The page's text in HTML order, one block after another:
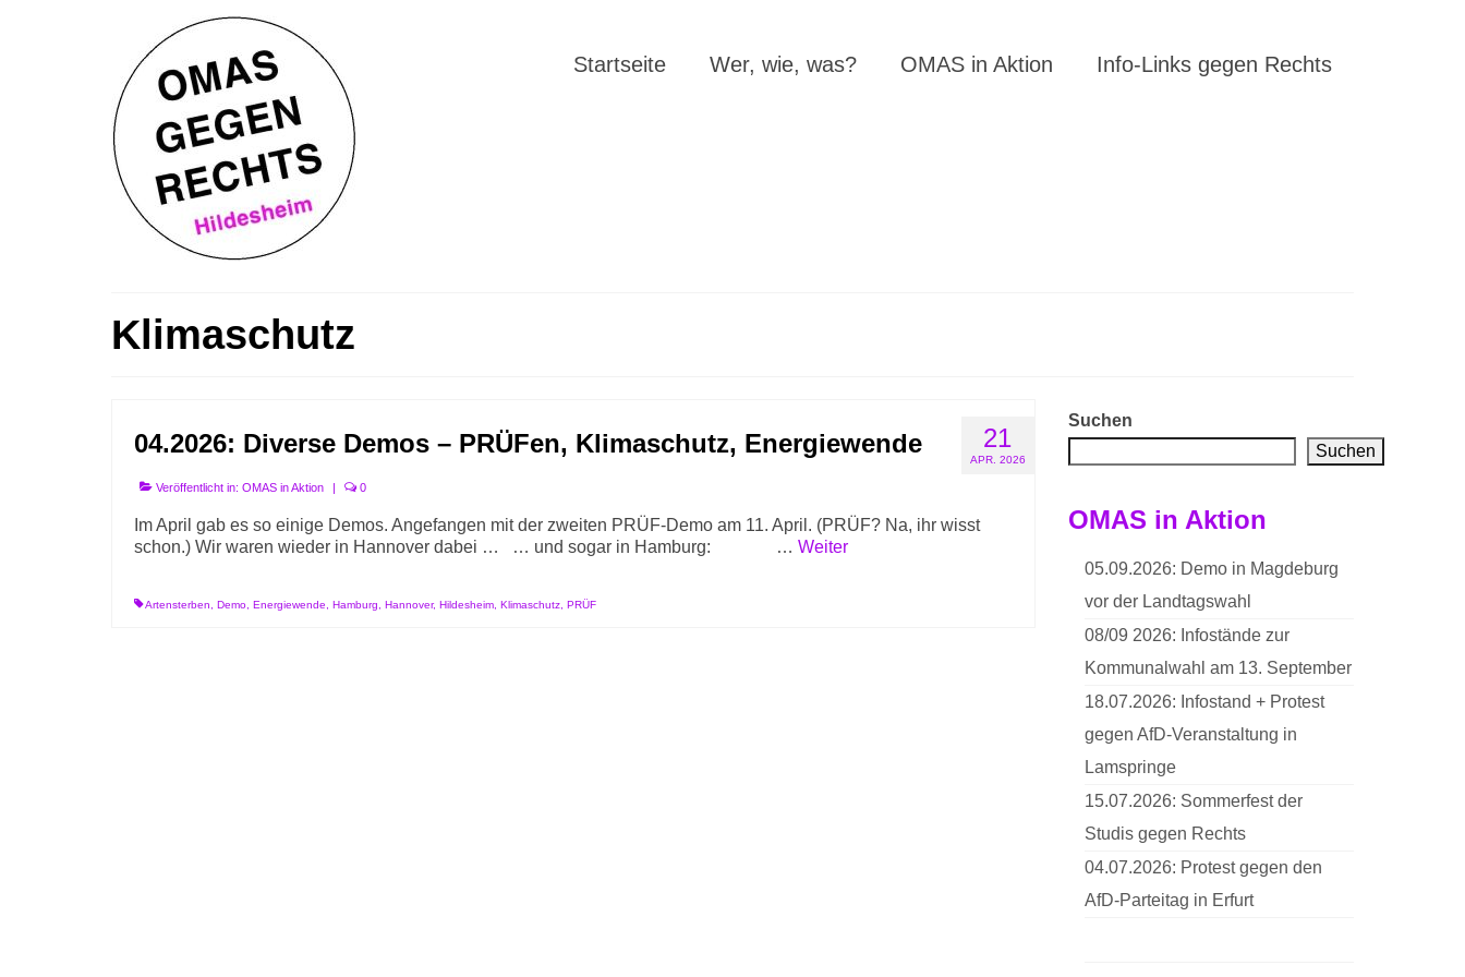
Startseite Wer, wie, was? OMAS in Aktion Info-Links gegen Rechts
Klimaschutz
21
APR. 2026
04.2026: Diverse Demos – PRÜFen, Klimaschutz, Energiewende
Veröffentlicht in: OMAS in Aktion | 0
Im April gab es so einige Demos. Angefangen mit der zweiten PRÜF-Demo am 11. April. (PRÜF? Na, ihr wisst
schon.) Wir waren wieder in Hannover dabei … … und sogar in Hamburg: … Weiter
Artensterben Demo Energiewende Hamburg Hannover, Hildesheim Klimaschutz PRÜF
Suchen
Suchen
OMAS in Aktion
05.09.2026: Demo in Magdeburg
vor der Landtagswahl
08/09 2026: Infostände zur
Kommunalwahl am 13. September
18.07.2026: Infostand + Protest
gegen AfD-Veranstaltung in
Lamspringe
15.07.2026: Sommerfest der
Studis gegen Rechts
04.07.2026: Protest gegen den
AfD-Parteitag in Erfurt